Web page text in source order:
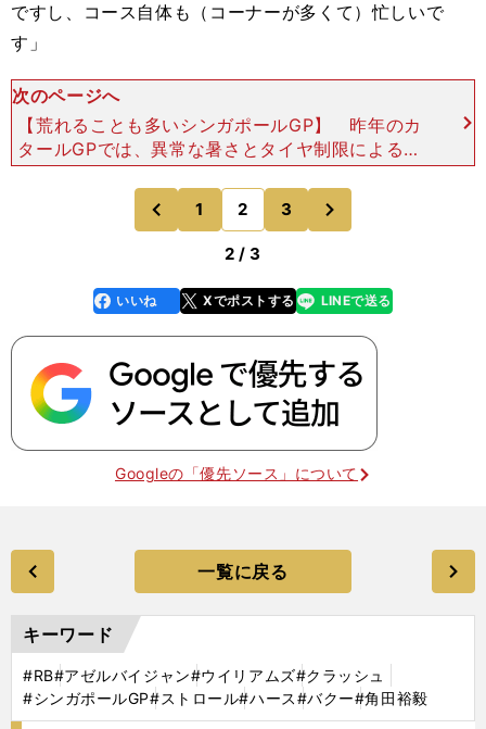
ですし、コース自体も（コーナーが多くて）忙しいで
す」
次のページへ
【荒れることも多いシンガポールGP】 昨年のカ
タールGPでは、異常な暑さとタイヤ制限によるフ
ルプッシュのレースとなったことで、ドライバーた
ちは限界ぎりぎりの戦いを強いられた。だが、それ
以上のタフなレ
前
のページへ
1 2 3
2 / 3
faceboo
k
いいね Xでポストする
line LINEで送る
Googleの「優先ソース」について
一覧に戻る
キーワード
#RB#アゼルバイジャン#ウイリアムズ#クラッシュ
#シンガポールGP#ストロール#ハース#バクー#角田裕毅